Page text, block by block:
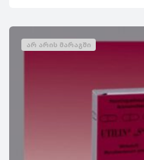
ᲐᲠ ᲐᲠᲘᲡ ᲛᲐᲠᲐᲒᲨᲘ